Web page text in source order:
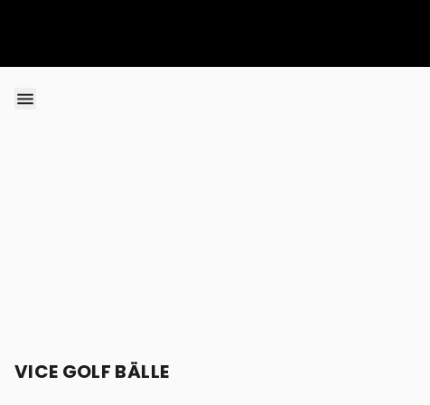
VICE GOLF BÄLLE